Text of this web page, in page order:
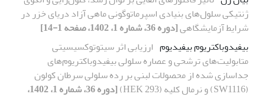
ژنتیکی سلول‌های بنیادی اسپرماتوگونی ماهی آزاد دریای خزر در
شرایط آزمایشگاهی[دوره 36، شماره 1، 1402، صفحه 1-14]
بیفیدوباکتریوم بیفیدیوم ارزیابی اثر سیتوتوکسیسیتی
متابولیت‌های ترشحی و عصاره سلولی بیفیدوباکتریوم‌های
جداسازی شده از محصولات لبنی بر رده سلولی سرطان کولون
(SW1116) و نرمال کلیه (HEK 293)
[دوره 36، شماره 1، 1402،